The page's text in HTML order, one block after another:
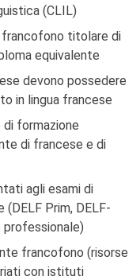
(CLIL)
francofono titolare di
equivalente
devono possedere
in lingua francese
di formazione
di francese e di
agli esami di
Prim, DELF-
professionale)
francofono (risorse
con istituti